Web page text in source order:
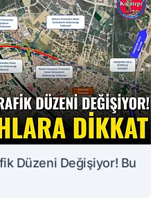
Düzeni Değişiyor! Bu